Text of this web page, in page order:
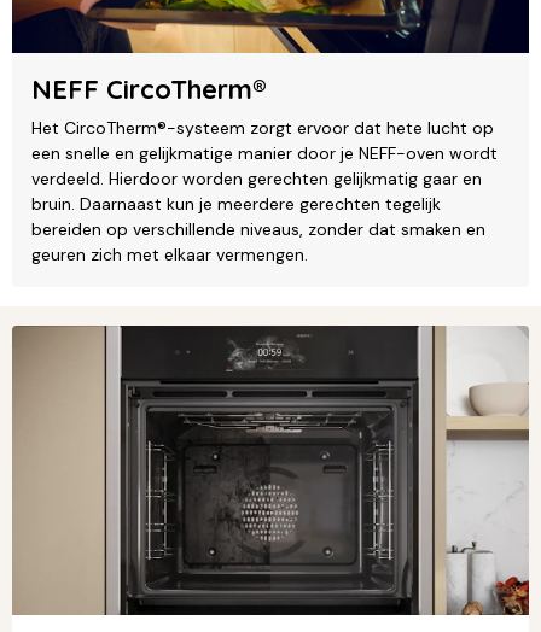
NEFF CircoTherm®
Het CircoTherm®-systeem zorgt ervoor dat hete lucht op
een snelle en gelijkmatige manier door je NEFF-oven wordt
verdeeld. Hierdoor worden gerechten gelijkmatig gaar en
bruin. Daarnaast kun je meerdere gerechten tegelijk
bereiden op verschillende niveaus, zonder dat smaken en
geuren zich met elkaar vermengen.